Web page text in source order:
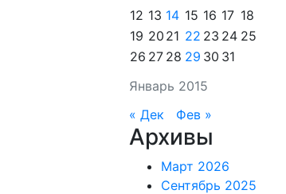
Январь 2015
12 13 14 15 16 17 18
19 20 21 22 23 24 25
26 27 28 29 30 31
« Дек Фев »
Архивы
Март 2026
Сентябрь 2025